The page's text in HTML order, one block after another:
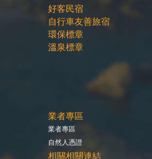
好客民宿
自行車友善旅宿
環保標章
溫泉標章
業者專區
業者專區
自然人憑證
相關相關連結